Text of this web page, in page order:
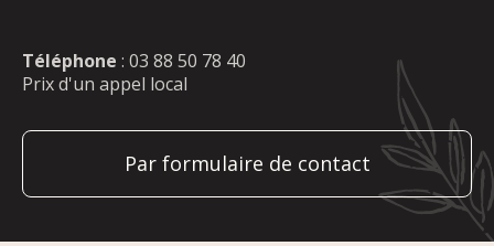
Téléphone : 03 88 50 78 40
Prix d'un appel local
Par formulaire de contact